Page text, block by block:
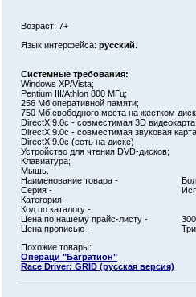
Возраст: 7+
Язык интерфейса: русский.
Системные требования:
Windows XP/Vista;
Pentium III/Athlon 800 МГц;
256 Мб оперативной памяти;
750 Мб свободного места на жестком
DirectX 9.0c - совместимая 3D
DirectX 9.0c - совместимая звуковая
DirectX 9.0c (есть на диске)
Устройство для чтения DVD-дисков;
Клавиатура;
Мышь.
Наименование товара -
Серия -
Категория -
Код по каталогу -
Цена по нашему прайс-листу -
Цена прописью -
Похожие товары:
Операци "Багратион"
Race Driver: GRID (русская версия)